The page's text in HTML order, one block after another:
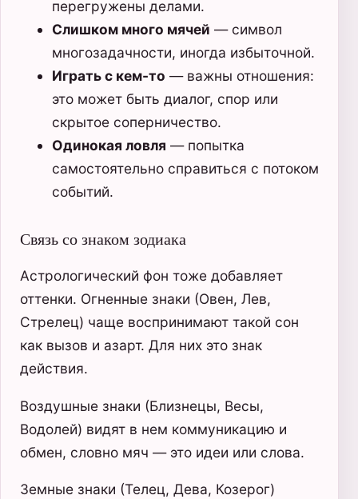
перегружены делами.
Слишком много мячей — символ
многозадачности, иногда избыточной.
Играть с кем-то — важны отношения:
это может быть диалог, спор или
скрытое соперничество.
Одинокая ловля — попытка
самостоятельно справиться с потоком
событий.
Связь со знаком зодиака
Астрологический фон тоже добавляет
оттенки. Огненные знаки (Овен, Лев,
Стрелец) чаще воспринимают такой сон
как вызов и азарт. Для них это знак
действия.
Воздушные знаки (Близнецы, Весы,
Водолей) видят в нем коммуникацию и
обмен, словно мяч — это идеи или слова.
Земные знаки (Телец, Дева, Козерог)